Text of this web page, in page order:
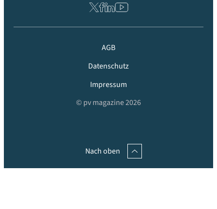
AGB
Datenschutz
Impressum
© pv magazine 2026
Nach oben